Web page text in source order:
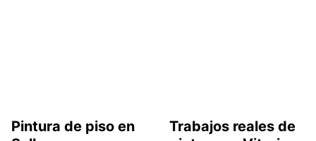
Pintura de piso en
Trabajos reales de